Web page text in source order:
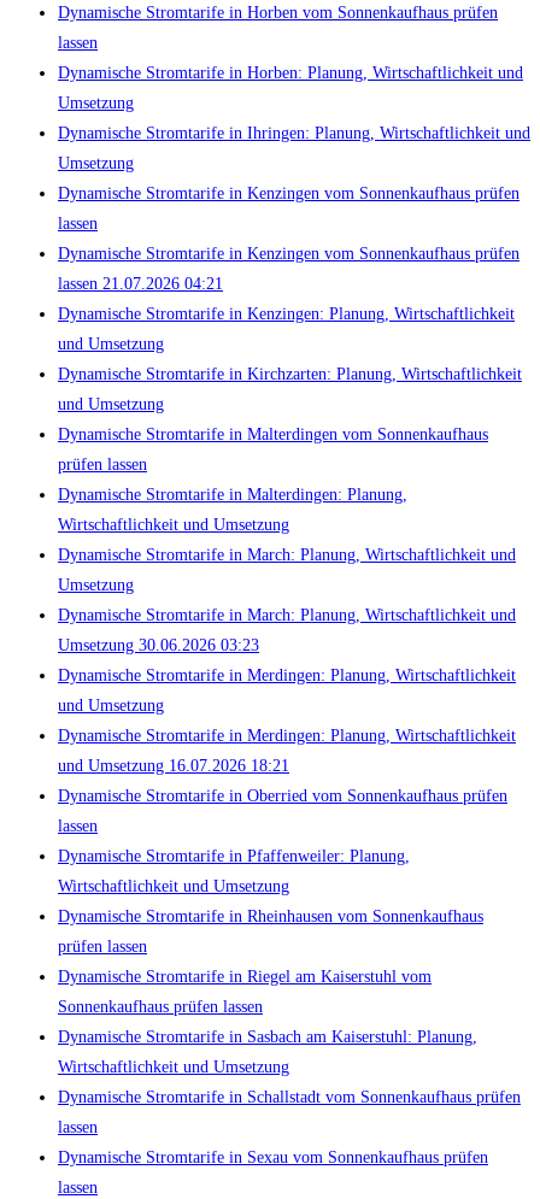
Dynamische Stromtarife in Horben vom Sonnenkaufhaus prüfen
lassen
Dynamische Stromtarife in Horben: Planung, Wirtschaftlichkeit und
Umsetzung
Dynamische Stromtarife in Ihringen: Planung, Wirtschaftlichkeit und
Umsetzung
Dynamische Stromtarife in Kenzingen vom Sonnenkaufhaus prüfen
lassen
Dynamische Stromtarife in Kenzingen vom Sonnenkaufhaus prüfen
lassen 21.07.2026 04:21
Dynamische Stromtarife in Kenzingen: Planung, Wirtschaftlichkeit
und Umsetzung
Dynamische Stromtarife in Kirchzarten: Planung, Wirtschaftlichkeit
und Umsetzung
Dynamische Stromtarife in Malterdingen vom Sonnenkaufhaus
prüfen lassen
Dynamische Stromtarife in Malterdingen: Planung,
Wirtschaftlichkeit und Umsetzung
Dynamische Stromtarife in March: Planung, Wirtschaftlichkeit und
Umsetzung
Dynamische Stromtarife in March: Planung, Wirtschaftlichkeit und
Umsetzung 30.06.2026 03:23
Dynamische Stromtarife in Merdingen: Planung, Wirtschaftlichkeit
und Umsetzung
Dynamische Stromtarife in Merdingen: Planung, Wirtschaftlichkeit
und Umsetzung 16.07.2026 18:21
Dynamische Stromtarife in Oberried vom Sonnenkaufhaus prüfen
lassen
Dynamische Stromtarife in Pfaffenweiler: Planung,
Wirtschaftlichkeit und Umsetzung
Dynamische Stromtarife in Rheinhausen vom Sonnenkaufhaus
prüfen lassen
Dynamische Stromtarife in Riegel am Kaiserstuhl vom
Sonnenkaufhaus prüfen lassen
Dynamische Stromtarife in Sasbach am Kaiserstuhl: Planung,
Wirtschaftlichkeit und Umsetzung
Dynamische Stromtarife in Schallstadt vom Sonnenkaufhaus prüfen
lassen
Dynamische Stromtarife in Sexau vom Sonnenkaufhaus prüfen
lassen